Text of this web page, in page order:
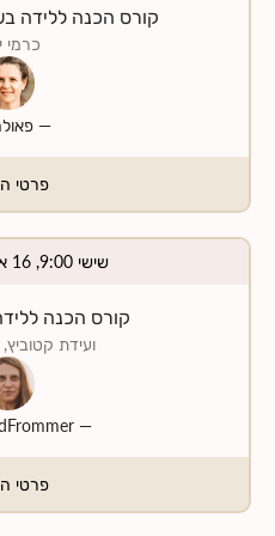
קורס הכנה ללידה
כרמי
—
פרטי
שישי 9:00, 16 אוקטובר 2026
קורס הכנה
ועידת
—
פרטי